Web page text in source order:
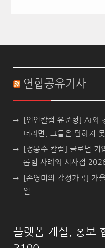
연합공유기사
[인인칼럼 유준형] AI와
더라면, 그들은 답하지
[정봉수 칼럼] 글로벌 기
롭힘 사례와 시사점
[손영미의 감성가곡] 가
일
플랫폼 개설, 홍보